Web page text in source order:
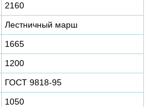
2160
Лестничный марш
1665
1200
ГОСТ 9818-95
1050